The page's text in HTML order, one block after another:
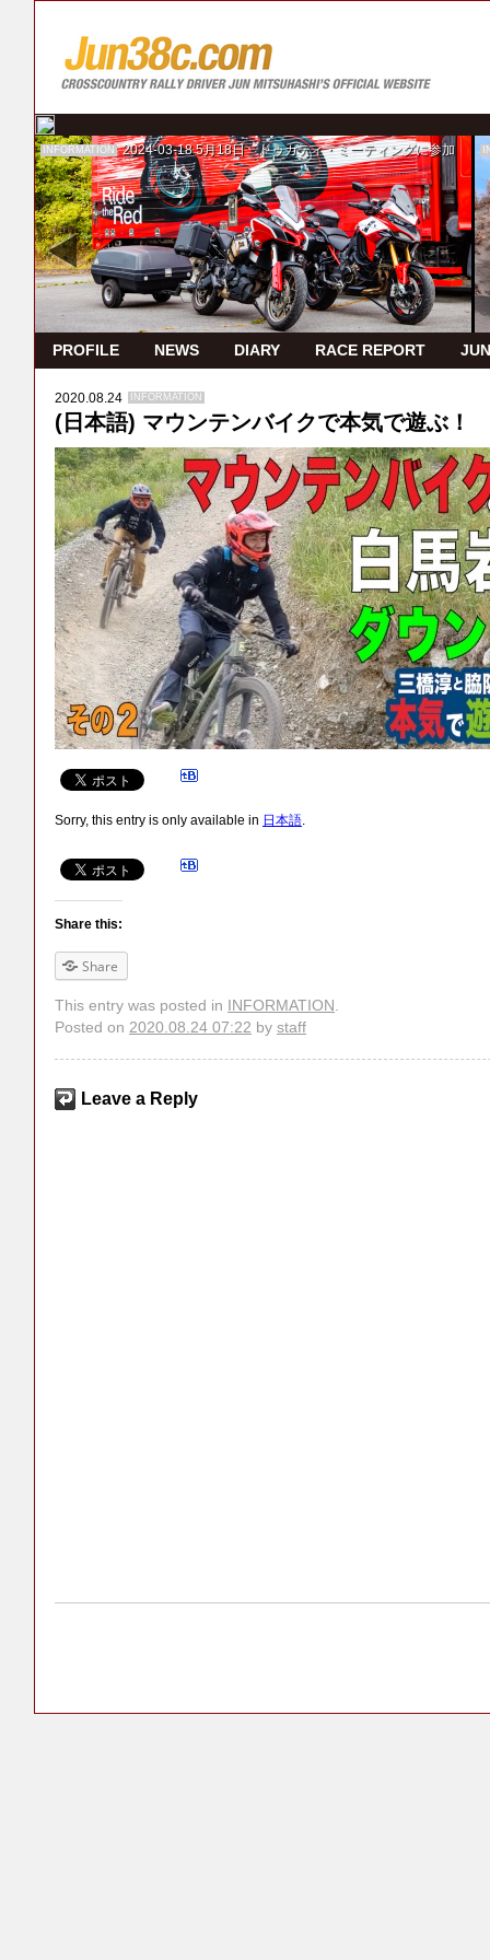
INFORMATION 2024-03-18 5月18日 ドゥカティ・ミーティングに参加
PROFILE NEWS DIARY RACE REPORT
2020.08.24 INFORMATION
(日本語) マウンテンバイクで本気で遊ぶ！
Sorry, this entry is only available in 日本語.
Share this:
Share
This entry was posted in INFORMATION.
Posted on 2020.08.24 07:22 by staff
Leave a Reply